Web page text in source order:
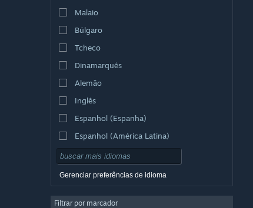
Malaio
Búlgaro
Tcheco
Dinamarquês
Alemão
Inglês
Espanhol (Espanha)
Espanhol (América Latina)
Gerenciar preferências de idioma
Filtrar por marcador